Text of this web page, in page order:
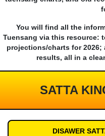
You will find all the
Tuensang via this resource:
projections/charts for
results, all in a
SATTA
DISAWER